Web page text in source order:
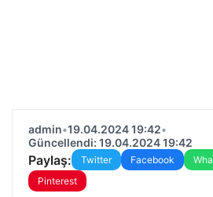
admin•19.04.2024 19:42•
Güncellendi: 19.04.2024 19:42
Paylaş: Twitter Facebook
Pinterest